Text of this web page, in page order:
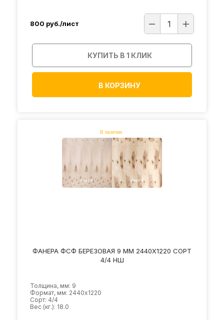
800 руб./лист
КУПИТЬ В 1 КЛИК
В КОРЗИНУ
ФАНЕРА ФСФ БЕРЕЗОВАЯ 9 ММ 2440Х1220 СОРТ
4/4 НШ
Толщина, мм: 9
Формат, мм: 2440х1220
Сорт: 4/4
Вес (кг.): 18.0